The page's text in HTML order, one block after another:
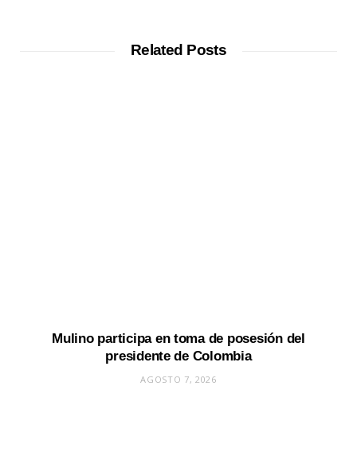
Related Posts
Mulino participa en toma de posesión del
presidente de Colombia
AGOSTO 7, 2026